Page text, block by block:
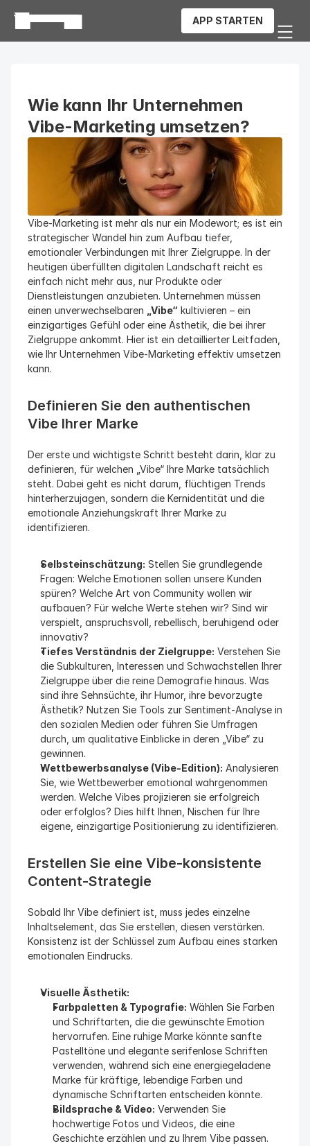
APP STARTEN
Wie kann Ihr Unternehmen
Vibe-Marketing umsetzen?
Vibe-Marketing ist mehr als nur ein Modewort; es ist ein
strategischer Wandel hin zum Aufbau tiefer,
emotionaler Verbindungen mit Ihrer Zielgruppe. In der
heutigen überfüllten digitalen Landschaft reicht es
einfach nicht mehr aus, nur Produkte oder
Dienstleistungen anzubieten. Unternehmen müssen
einen unverwechselbaren
„Vibe“ kultivieren – ein
einzigartiges Gefühl oder eine Ästhetik, die bei ihrer
Zielgruppe ankommt. Hier ist ein detaillierter Leitfaden,
wie Ihr Unternehmen Vibe-Marketing effektiv umsetzen
kann.
Definieren Sie den authentischen
Vibe Ihrer Marke
Der erste und wichtigste Schritt besteht darin, klar zu
definieren, für welchen „Vibe“ Ihre Marke tatsächlich
steht. Dabei geht es nicht darum, flüchtigen Trends
hinterherzujagen, sondern die Kernidentität und die
emotionale Anziehungskraft Ihrer Marke zu
identifizieren.
Selbsteinschätzung: Stellen Sie grundlegende
Fragen: Welche Emotionen sollen unsere Kunden
spüren? Welche Art von Community wollen wir
aufbauen? Für welche Werte stehen wir? Sind wir
verspielt, anspruchsvoll, rebellisch, beruhigend oder
innovativ?
Tiefes Verständnis der Zielgruppe: Verstehen Sie
die Subkulturen, Interessen und Schwachstellen Ihrer
Zielgruppe über die reine Demografie hinaus. Was
sind ihre Sehnsüchte, ihr Humor, ihre bevorzugte
Ästhetik? Nutzen Sie Tools zur Sentiment-Analyse in
den sozialen Medien oder führen Sie Umfragen
durch, um qualitative Einblicke in deren „Vibe“ zu
gewinnen.
Wettbewerbsanalyse (Vibe-Edition): Analysieren
Sie, wie Wettbewerber emotional wahrgenommen
werden. Welche Vibes projizieren sie erfolgreich
oder erfolglos? Dies hilft Ihnen, Nischen für Ihre
eigene, einzigartige Positionierung zu identifizieren.
Erstellen Sie eine Vibe-konsistente
Content-Strategie
Sobald Ihr Vibe definiert ist, muss jedes einzelne
Inhaltselement, das Sie erstellen, diesen verstärken.
Konsistenz ist der Schlüssel zum Aufbau eines starken
emotionalen Eindrucks.
Visuelle Ästhetik:
Farbpaletten & Typografie: Wählen Sie Farben
und Schriftarten, die die gewünschte Emotion
hervorrufen. Eine ruhige Marke könnte sanfte
Pastelltöne und elegante serifenlose Schriften
verwenden, während sich eine energiegeladene
Marke für kräftige, lebendige Farben und
dynamische Schriftarten entscheiden könnte.
Bildsprache & Video: Verwenden Sie
hochwertige Fotos und Videos, die eine
Geschichte erzählen und zu Ihrem Vibe passen.